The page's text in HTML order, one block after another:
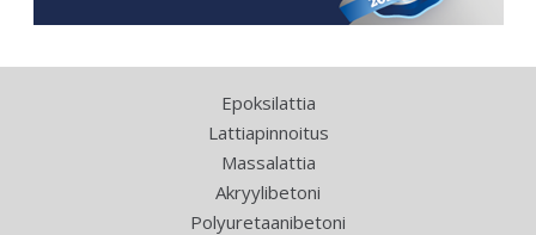
Epoksilattia
Lattiapinnoitus
Massalattia
Akryylibetoni
Polyuretaanibetoni